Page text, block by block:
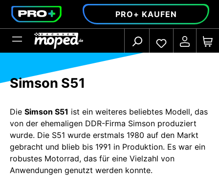
springen PRO+ KAUFEN
Simson S51
Die Simson S51 ist ein weiteres beliebtes Modell, das
von der ehemaligen DDR-Firma Simson produziert
wurde. Die S51 wurde erstmals 1980 auf den Markt
gebracht und blieb bis 1991 in Produktion. Es war ein
robustes Motorrad, das für eine Vielzahl von
Anwendungen genutzt werden konnte.